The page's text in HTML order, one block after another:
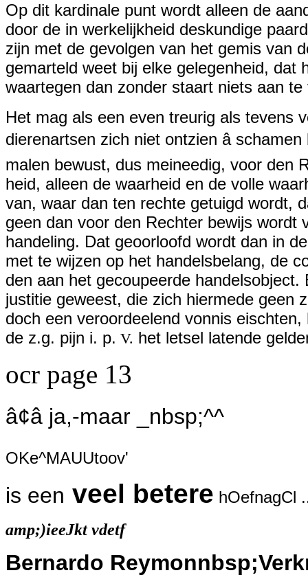
Op dit kardinale punt wordt alleen de
door de in werkelijkheid deskundige
zijn met de gevolgen van het gemis van
gemarteld weet bij elke gelegenheid, dat
waartegen dan zonder staart niets aan te
Het mag als een even treurig als tevens
dierenartsen zich niet ontzien â
malen bewust, dus meineedig, voor den
heid, alleen de waarheid en de volle
van, waar dan ten rechte getuigd wordt,
geen dan voor den Rechter bewijs wordt
handeling. Dat geoorloofd wordt dan in
met te wijzen op het handelsbelang, de
den aan het gecoupeerde
justitie geweest, die zich hiermede geen
doch een veroordeelend vonnis
de z.g. pijn i. p. V. het letsel latende
ocr page 13
â¢â ja,-maar _nbsp;^^
OKe^MAUUtoov'
is een veel betere hOefnagCl
amp;)ieeJkt vdetf
Bernardo